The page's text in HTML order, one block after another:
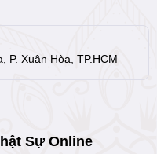
P. Xuân Hòa, TP.HCM
Sự Online